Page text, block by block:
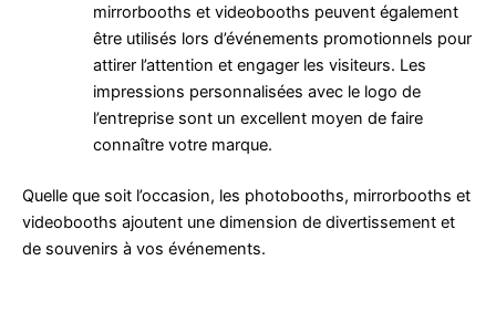
mirrorbooths et videobooths peuvent également
être utilisés lors d’événements promotionnels pour
attirer l’attention et engager les visiteurs. Les
impressions personnalisées avec le logo de
l’entreprise sont un excellent moyen de faire
connaître votre marque.
Quelle que soit l’occasion, les photobooths, mirrorbooths et
videobooths ajoutent une dimension de divertissement et
de souvenirs à vos événements.